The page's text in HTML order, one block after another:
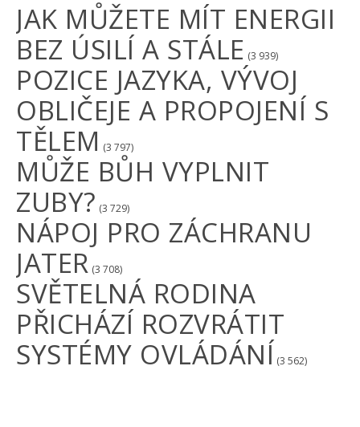
JAK MŮŽETE MÍT ENERGII
BEZ ÚSILÍ A STÁLE (3 939)
POZICE JAZYKA, VÝVOJ
OBLIČEJE A PROPOJENÍ S
TĚLEM (3 797)
MŮŽE BŮH VYPLNIT
ZUBY? (3 729)
NÁPOJ PRO ZÁCHRANU
JATER (3 708)
SVĚTELNÁ RODINA
PŘICHÁZÍ ROZVRÁTIT
SYSTÉMY OVLÁDÁNÍ (3 562)